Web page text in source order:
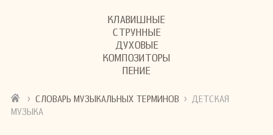
КЛАВИШНЫЕ
СТРУННЫЕ
ДУХОВЫЕ
КОМПОЗИТОРЫ
ПЕНИЕ
› СЛОВАРЬ МУЗЫКАЛЬНЫХ ТЕРМИНОВ › ДЕТСКАЯ
МУЗЫКА